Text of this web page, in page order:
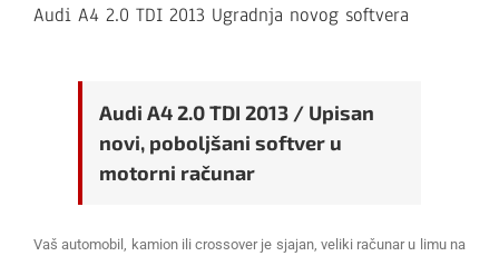
Audi A4 2.0 TDI 2013 Ugradnja novog softvera
Audi A4 2.0 TDI 2013 / Upisan
novi, poboljšani softver u
motorni računar
Vaš automobil, kamion ili crossover je sjajan, veliki računar u limu na